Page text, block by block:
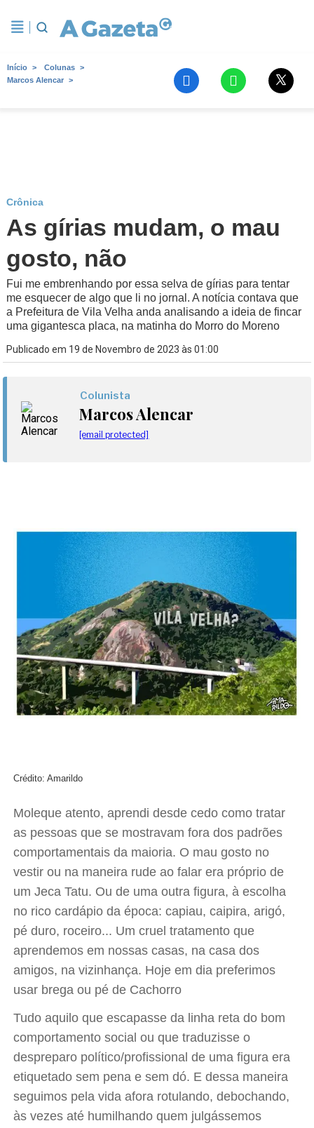
Início
Colunas
Marcos Alencar
Crônica
As gírias mudam, o mau
gosto, não
Fui me embrenhando por essa selva de gírias para tentar
me esquecer de algo que li no jornal. A notícia contava que
a Prefeitura de Vila Velha anda analisando a ideia de fincar
uma gigantesca placa, na matinha do Morro do Moreno
Publicado em 19 de Novembro de 2023 às 01:00
Colunista
Marcos Alencar
[email protected]
Crédito: Amarildo
Moleque atento, aprendi desde cedo como tratar
as pessoas que se mostravam fora dos padrões
comportamentais da maioria. O mau gosto no
vestir ou na maneira rude ao falar era próprio de
um Jeca Tatu. Ou de uma outra figura, à escolha
no rico cardápio da época: capiau, caipira, arigó,
pé duro, roceiro... Um cruel tratamento que
aprendemos em nossas casas, na casa dos
amigos, na vizinhança. Hoje em dia preferimos
usar brega ou pé de Cachorro
Tudo aquilo que escapasse da linha reta do bom
comportamento social ou que traduzisse o
despreparo político/profissional de uma figura era
etiquetado sem pena e sem dó. E dessa maneira
seguimos pela vida afora rotulando, debochando,
às vezes até humilhando quem julgássemos